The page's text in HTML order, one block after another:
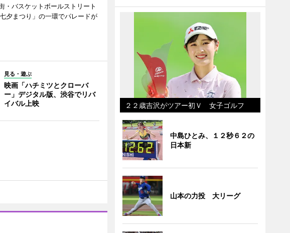
・バスケットボールストリート
夕まつり」の一環でパレードが
見る・遊ぶ
映画「ハチミツとクローバ
ー」デジタル版、渋谷でリバ
イバル上映
２２歳吉沢がツアー初Ｖ 女子ゴルフ
中島ひとみ、１２秒６２の
日本新
山本の力投 大リーグ